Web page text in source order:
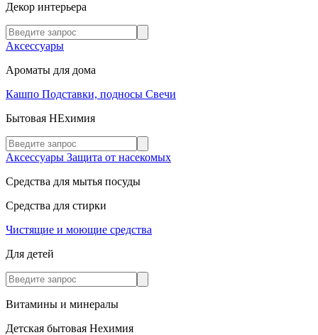
Декор интерьера
Аксессуары
Ароматы для дома
Кашпо Подставки, подносы Свечи
Бытовая НЕхимия
Аксессуары Защита от насекомых
Средства для мытья посуды
Средства для стирки
Чистящие и моющие средства
Для детей
Витамины и минералы
Детская бытовая Нехимия